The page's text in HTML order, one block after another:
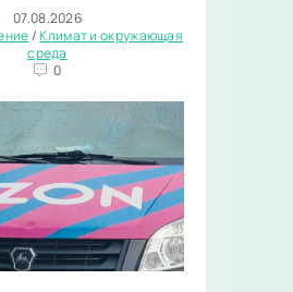
07.08.2026
/Климат и окружающая
среда
0